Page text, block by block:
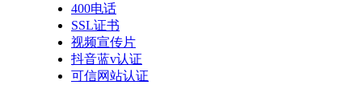
400电话
SSL证书
视频宣传片
抖音蓝v认证
可信网站认证